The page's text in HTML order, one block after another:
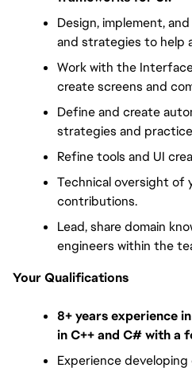
Design, implement,
and strategies to help
Work with the
create screens and
Define and create
strategies and
Refine tools and UI
Technical oversight of
contributions.
Lead, share domain
engineers within the
Your Qualifications
8+ years experience
in C++ and C# with a
Experience